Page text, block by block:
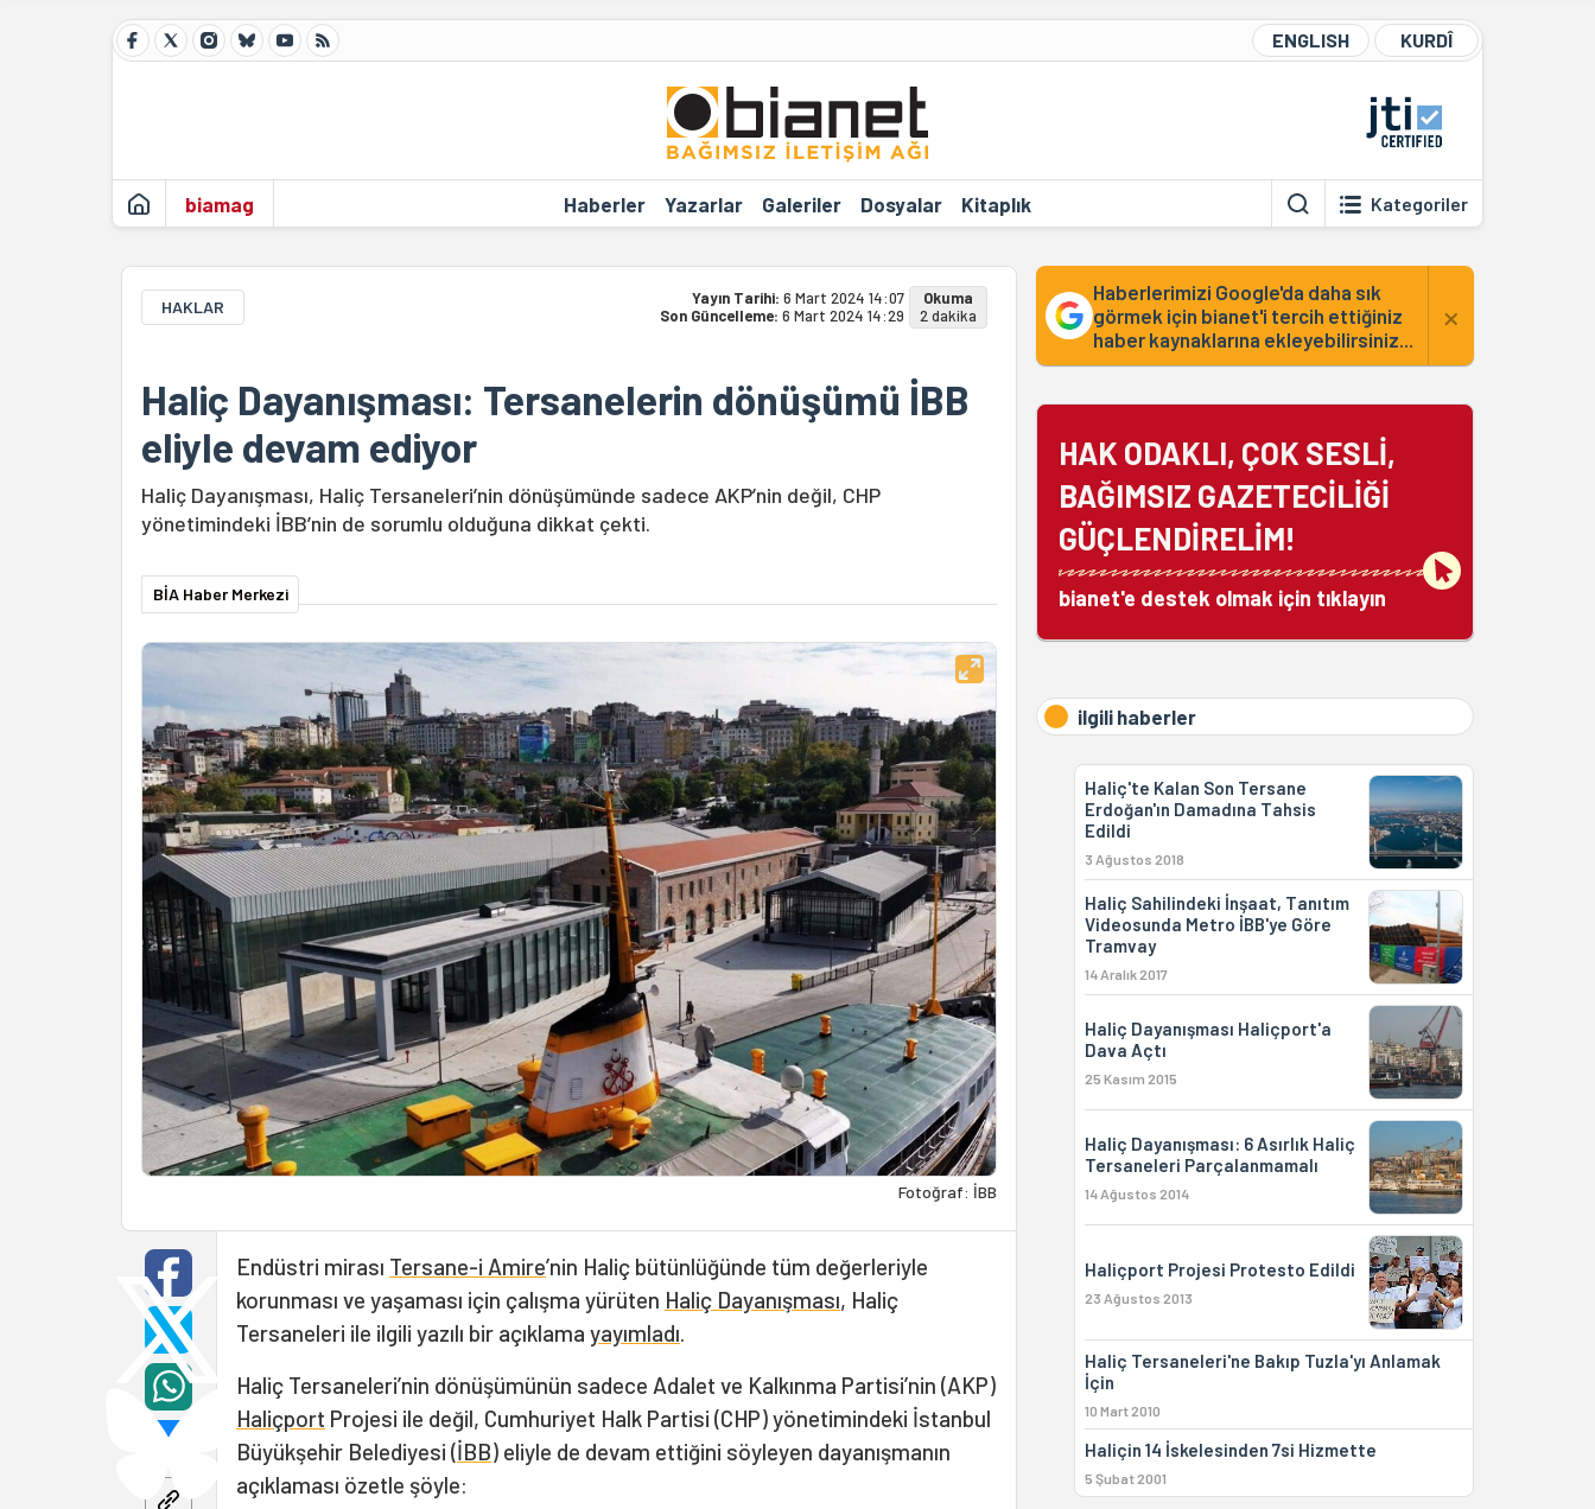
ENGLISH KURDÎ
biamag Haberler Yazarlar Galeriler Dosyalar Kitaplık Kategoriler
HAKLAR Yayın Tarihi: 6 Mart 2024 14:07
Son Güncelleme: 6 Mart 2024 14:29
Okuma
2 dakika
Haliç Dayanışması: Tersanelerin dönüşümü İBB
eliyle devam ediyor
Haliç Dayanışması, Haliç Tersaneleri’nin dönüşümünde sadece AKP’nin değil, CHP
yönetimindeki İBB’nin de sorumlu olduğuna dikkat çekti.
BİA Haber Merkezi
Fotoğraf: İBB
Endüstri mirası Tersane-i Amire’nin Haliç bütünlüğünde tüm değerleriyle
korunması ve yaşaması için çalışma yürüten Haliç Dayanışması, Haliç
Tersaneleri ile ilgili yazılı bir açıklama yayımladı.
Haliç Tersaneleri’nin dönüşümünün sadece Adalet ve Kalkınma Partisi’nin (AKP)
Haliçport Projesi ile değil, Cumhuriyet Halk Partisi (CHP) yönetimindeki İstanbul
Büyükşehir Belediyesi (İBB) eliyle de devam ettiğini söyleyen dayanışmanın
açıklaması özetle şöyle:
Haberlerimizi Google'da daha sık
görmek için bianet'i tercih ettiğiniz
haber kaynaklarına ekleyebilirsiniz...
×
HAK ODAKLI, ÇOK SESLİ,
BAĞIMSIZ GAZETECİLİĞİ
GÜÇLENDİRELİM!
bianet'e destek olmak için tıklayın
ilgili haberler
Haliç'te Kalan Son Tersane
Erdoğan'ın Damadına Tahsis
Edildi
3 Ağustos 2018
Haliç Sahilindeki İnşaat, Tanıtım
Videosunda Metro İBB'ye Göre
Tramvay
14 Aralık 2017
Haliç Dayanışması Haliçport'a
Dava Açtı
25 Kasım 2015
Haliç Dayanışması: 6 Asırlık Haliç
Tersaneleri Parçalanmamalı
14 Ağustos 2014
Haliçport Projesi Protesto Edildi
23 Ağustos 2013
Haliç Tersaneleri'ne Bakıp Tuzla'yı Anlamak
İçin
10 Mart 2010
Haliçin 14 İskelesinden 7si Hizmette
5 Şubat 2001